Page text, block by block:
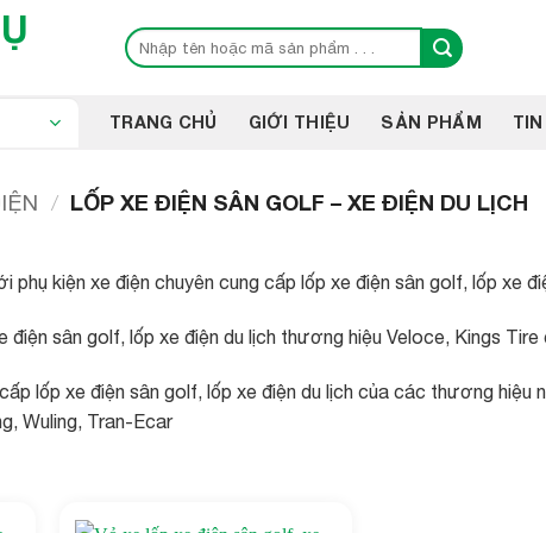
Tìm
kiếm:
TRANG CHỦ GIỚI THIỆU SẢN PHẨM
/ LỐP XE ĐIỆN SÂN GOLF – XE ĐIỆN DU LỊCH
phụ kiện xe điện chuyên cung cấp lốp xe điện sân golf, lốp xe
điện sân golf, lốp xe điện du lịch thương hiệu Veloce, Kings
lốp xe điện sân golf, lốp xe điện du lịch của các thương
Wuling, Tran-Ecar